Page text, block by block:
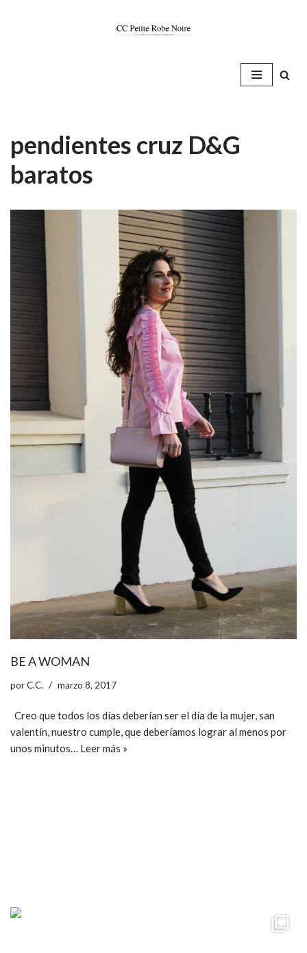
pendientes cruz D&G
baratos
BE A WOMAN
porC.C. marzo 8, 2017
Creo que todos los días deberían ser el día de la mujer, san
valentín, nuestro cumple, que deberíamos lograr al menos por
unos minutos… Leer más »